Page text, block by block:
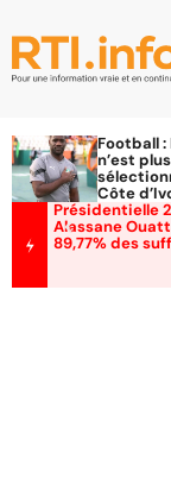
Football :
n’est
Côte
Présidentielle
Alassane
89,77% des